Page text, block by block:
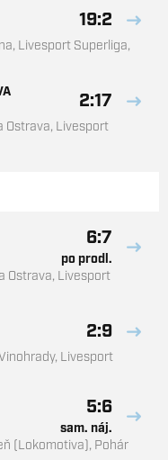
19:2
, Livesport Superliga,
2:17
Ostrava, Livesport
6:7
po prodl.
Ostrava, Livesport
2:9
, Livesport
5:6
sam. náj.
(Lokomotiva) , Pohár